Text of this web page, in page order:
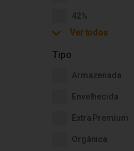
42%
43%
Ver todos
Tipo
Armazenada
Envelhecida
Extra Premium
Orgânica